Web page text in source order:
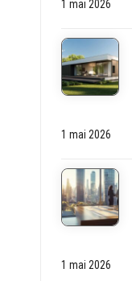
1 mai 2026
1 mai 2026
1 mai 2026